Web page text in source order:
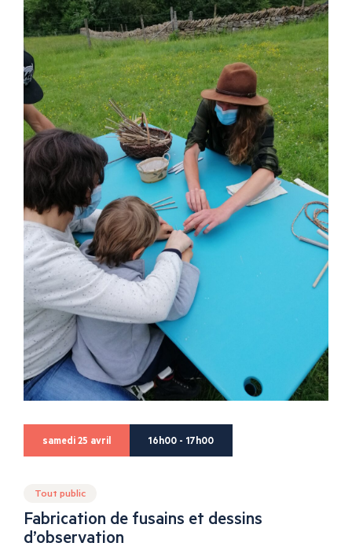
samedi 25 avril 16h00 - 17h00
Tout public
Fabrication de fusains et dessins
d’observation